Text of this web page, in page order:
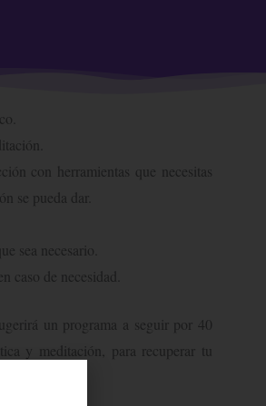
con herramientas que necesitas
se pueda dar.
sea necesario.
caso de necesidad.
un programa a seguir por 40
y meditación, para recuperar tu